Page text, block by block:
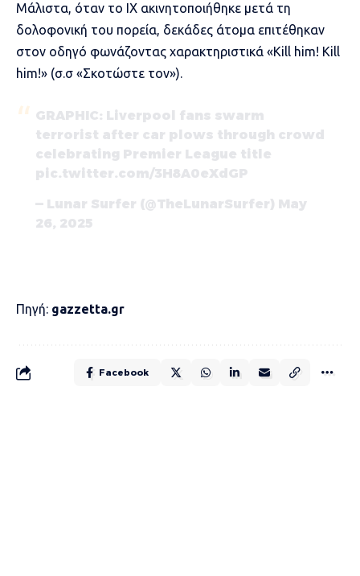
Μάλιστα, όταν το ΙΧ ακινητοποιήθηκε μετά τη
δολοφονική του πορεία, δεκάδες άτομα επιτέθηκαν
στον οδηγό φωνάζοντας χαρακτηριστικά «Kill him! Kill
him!» (σ.σ «Σκοτώστε τον»).
GRAPHIC: Liverpool fans swarm
terrorist after car plows through crowd
celebrating Premier League title
pic.twitter.com/3H8A0eXdGP
— Lunar Surfer (@TheLunarSurfer) May
26, 2025
Πηγή: gazzetta.gr
Facebook